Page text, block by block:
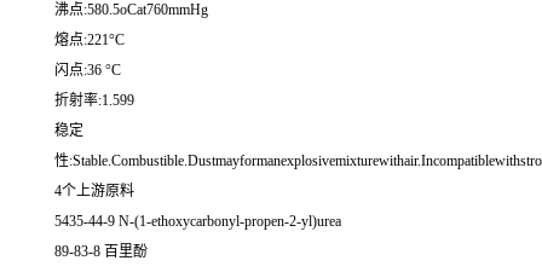
沸点:580.5oCat760mmHg
熔点:221°C
闪点:36 °C
折射率:1.599
稳定
性
4个上游原料
5435-44-9 N-(1-ethoxycarbonyl-propen-2-yl)urea
89-83-8 百里酚